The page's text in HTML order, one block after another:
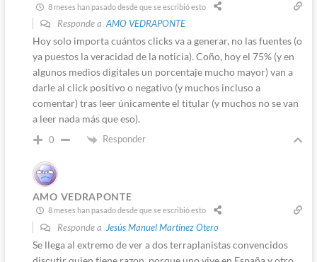
8 meses han pasado desde que se escribió esto
Responde a AMO VEDRAPONTE
Hoy solo importa cuántos clicks va a generar, no las fuentes (o
ya puestos la veracidad de la noticia). Coño, hoy el 75% (y en
algunos medios digitales un porcentaje mucho mayor) van a
darle al click positivo o negativo (y muchos incluso a
comentar) tras leer únicamente el titular (y muchos no se van
a leer nada más que eso).
0 Responder
AMO VEDRAPONTE
8 meses han pasado desde que se escribió esto
Responde a Jesús Manuel Martínez Otero
Se llega al extremo de ver a dos terraplanistas convencidos